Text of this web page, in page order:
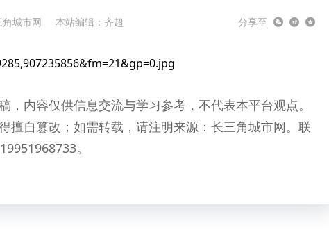
角城市网 本站编辑：齐超 分享至
，内容仅供信息交流与学习参考，不代表本平台观点。
擅自篡改；如需转载，请注明来源：长三角城市网。联
。